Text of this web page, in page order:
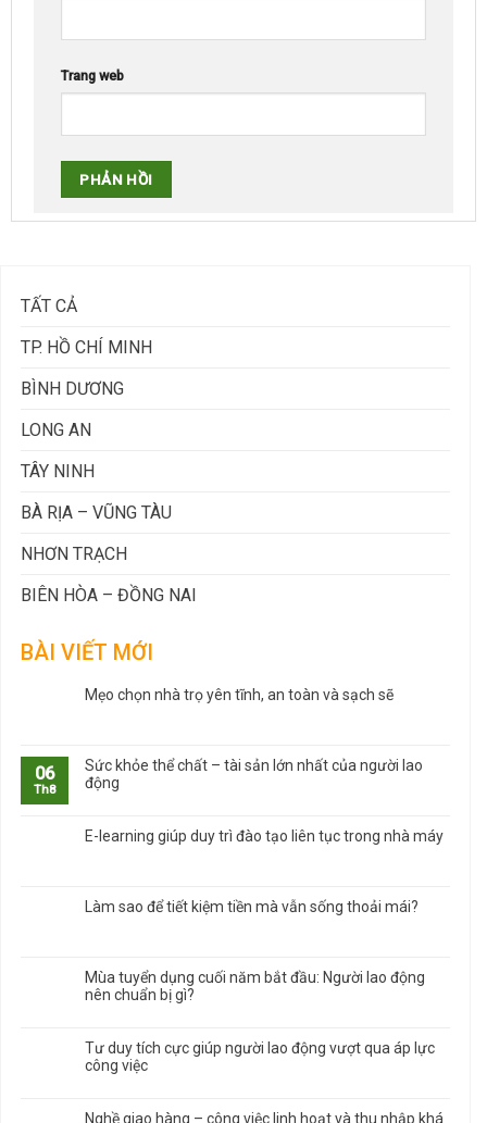
Trang web
TẤT CẢ
TP. HỒ CHÍ MINH
BÌNH DƯƠNG
LONG AN
TÂY NINH
BÀ RỊA – VŨNG TÀU
NHƠN TRẠCH
BIÊN HÒA – ĐỒNG NAI
BÀI VIẾT MỚI
Mẹo chọn nhà trọ yên tĩnh, an toàn và sạch sẽ
06
Th8
Sức khỏe thể chất – tài sản lớn nhất của người lao
động
E-learning giúp duy trì đào tạo liên tục trong nhà máy
Làm sao để tiết kiệm tiền mà vẫn sống thoải mái?
Mùa tuyển dụng cuối năm bắt đầu: Người lao động
nên chuẩn bị gì?
Tư duy tích cực giúp người lao động vượt qua áp lực
công việc
Nghề giao hàng – công việc linh hoạt và thu nhập khá